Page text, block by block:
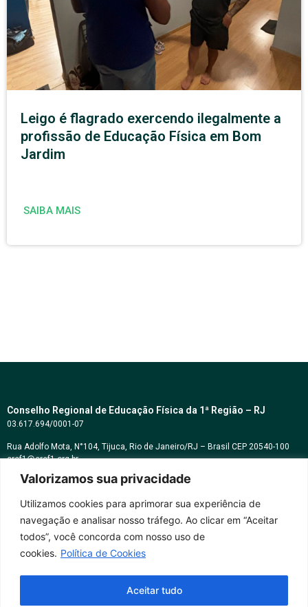
Valorizamos sua privacidade
Utilizamos cookies para aprimorar sua experiência de
navegação e analisar nosso tráfego. Ao clicar em “Aceitar
todos”, você concorda com nosso uso de
cookies. Política de Cookies
Aceitar tudo
Leigo é flagrado exercendo ilegalmente a
profissão de Educação Física em Bom
Jardim
SAIBA MAIS
Conselho Regional de Educação Física da 1ª Região – RJ
03.617.694/0001-07
Rua Adolfo Mota, N°104, Tijuca, Rio de Janeiro/RJ – Brasil CEP 20540-100
cref1@cref1.org.br
Assessoria de comunicação:
Horários de atendimento:
Whatsapp: (21) 2569-2398